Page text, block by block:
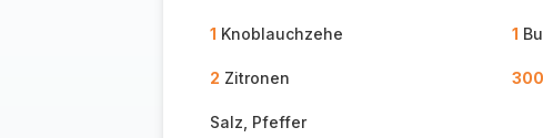
1 Knoblauchzehe 1
2 Zitronen
Salz, Pfeffer